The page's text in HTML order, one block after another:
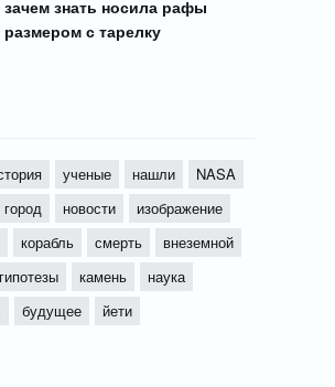
зачем знать носила рафы
размером с тарелку
ученые нашли
NASA
город новости
изображение
корабль смерть
внеземной
гипотезы камень
наука
будущее йети